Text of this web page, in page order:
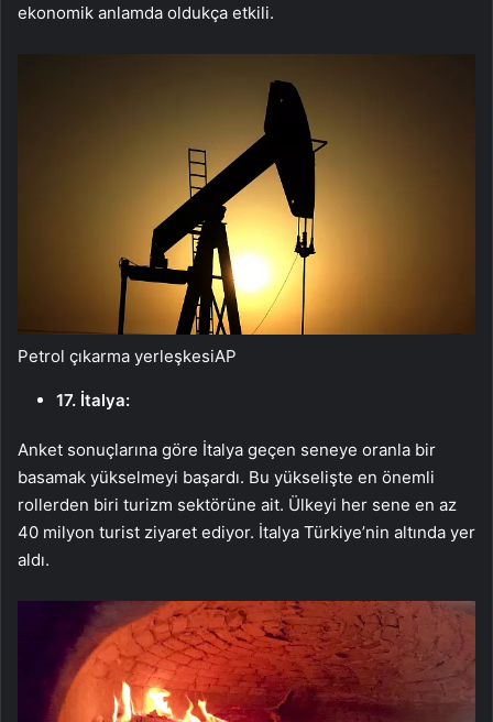
ekonomik anlamda oldukça etkili.
Petrol çıkarma yerleşkesiAP
17. İtalya:
Anket sonuçlarına göre İtalya geçen seneye oranla bir
basamak yükselmeyi başardı. Bu yükselişte en önemli
rollerden biri turizm sektörüne ait. Ülkeyi her sene en az
40 milyon turist ziyaret ediyor. İtalya Türkiye’nin altında yer
aldı.